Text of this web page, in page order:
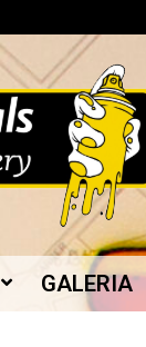
GALERIA